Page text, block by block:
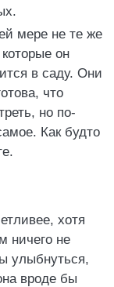
мере не те же
он
в саду. Они
что
но по-
Как будто
хотя
ничего не
улыбнуться,
вроде бы